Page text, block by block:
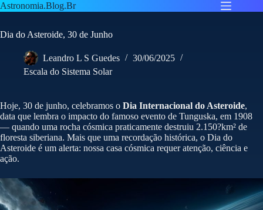
Pular
para
conteúdo
Astronomia.Blog.Br
Dia do Asteroide, 30 de Junho
Leandro L S Guedes
30/06/2025
Escala do Sistema Solar
Hoje, 30 de junho, celebramos o Dia Internacional do Asteroide,
data que lembra o impacto do famoso evento de Tunguska, em 1908
— quando uma rocha cósmica praticamente destruiu 2.150?km² de
floresta siberiana. Mais que uma recordação histórica, o Dia do
Asteroide é um alerta: nossa casa cósmica requer atenção, ciência e
ação.